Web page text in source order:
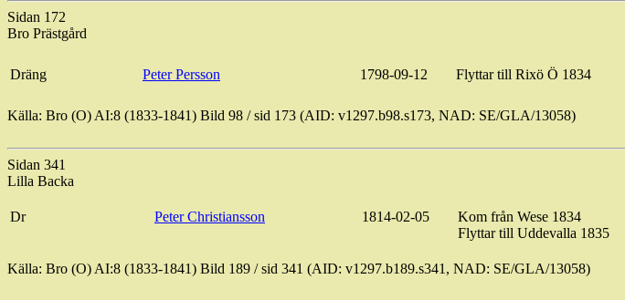
Sidan 172
Bro Prästgård
Dräng Peter Persson 1798-09-12 Flyttar till Rixö Ö 1834
Källa: Bro (O) AI:8 (1833-1841) Bild 98 / sid 173 (AID: v1297.b98.s173, NAD: SE/GLA/13058)
Sidan 341
Lilla Backa
Dr Peter Christiansson 1814-02-05 Kom från Wese 1834
Flyttar till Uddevalla 1835
Källa: Bro (O) AI:8 (1833-1841) Bild 189 / sid 341 (AID: v1297.b189.s341, NAD: SE/GLA/13058)